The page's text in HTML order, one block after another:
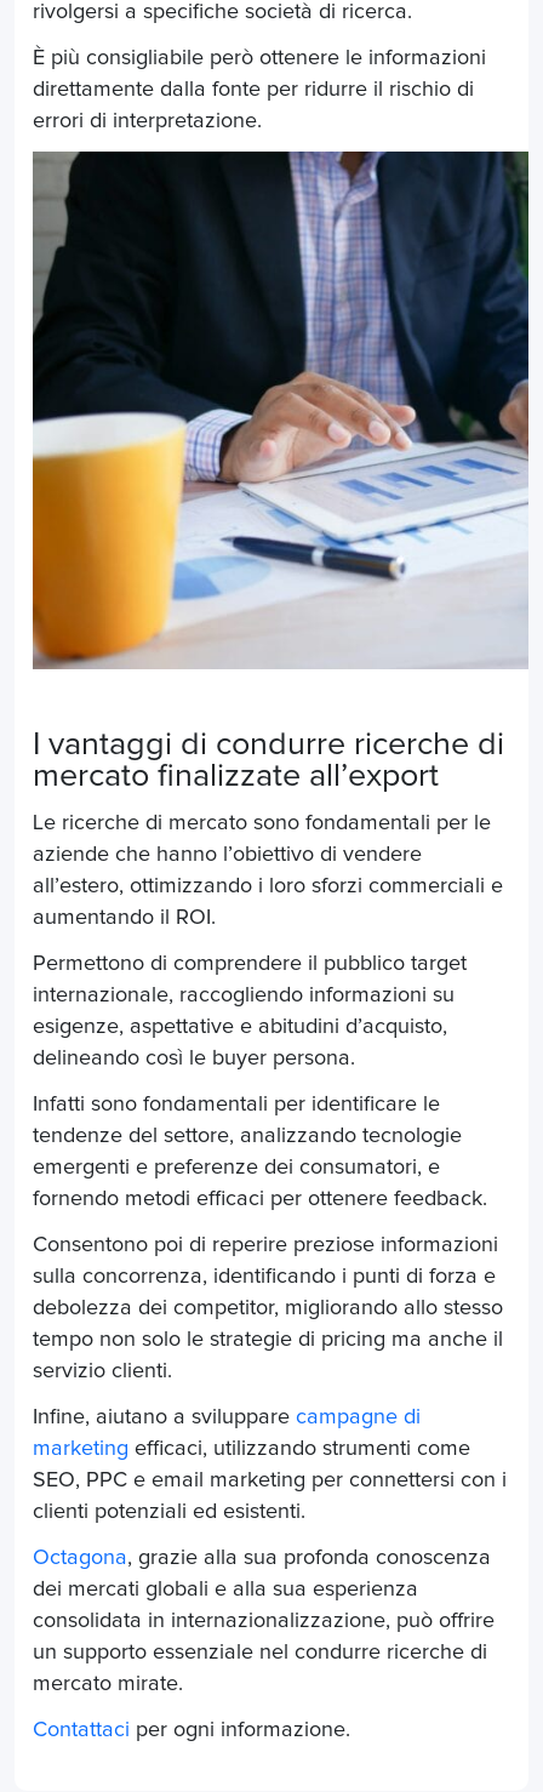
rivolgersi a specifiche società di ricerca.
È più consigliabile però ottenere le informazioni
direttamente dalla fonte per ridurre il rischio di
errori di interpretazione.
I vantaggi di condurre ricerche di
mercato finalizzate all’export
Le ricerche di mercato sono fondamentali per le
aziende che hanno l’obiettivo di vendere
all’estero, ottimizzando i loro sforzi commerciali e
aumentando il ROI.
Permettono di comprendere il pubblico target
internazionale, raccogliendo informazioni su
esigenze, aspettative e abitudini d’acquisto,
delineando così le buyer persona.
Infatti sono fondamentali per identificare le
tendenze del settore, analizzando tecnologie
emergenti e preferenze dei consumatori, e
fornendo metodi efficaci per ottenere feedback.
Consentono poi di reperire preziose informazioni
sulla concorrenza, identificando i punti di forza e
debolezza dei competitor, migliorando allo stesso
tempo non solo le strategie di pricing ma anche il
servizio clienti.
Infine, aiutano a sviluppare campagne di
marketing efficaci, utilizzando strumenti come
SEO, PPC e email marketing per connettersi con i
clienti potenziali ed esistenti.
Octagona, grazie alla sua profonda conoscenza
dei mercati globali e alla sua esperienza
consolidata in internazionalizzazione, può offrire
un supporto essenziale nel condurre ricerche di
mercato mirate.
Contattaci per ogni informazione.